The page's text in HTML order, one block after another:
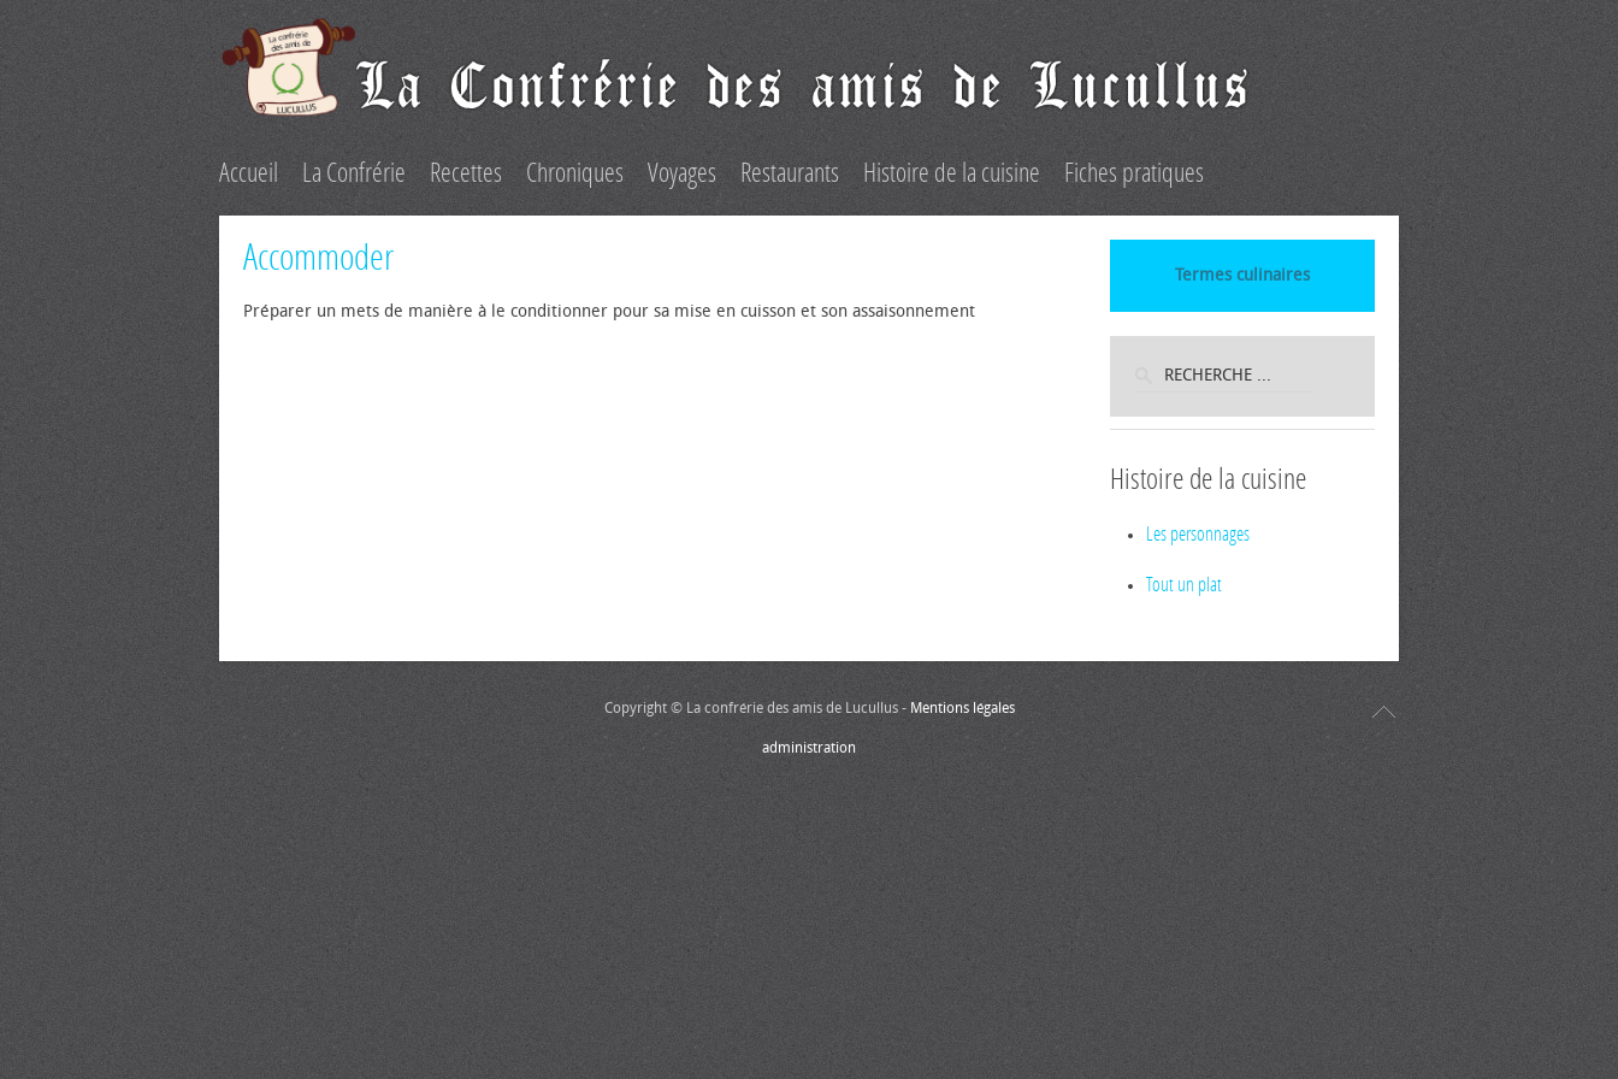
Accueil La Confrérie Recettes Chroniques Voyages Restaurants Histoire de la cuisine Fiches pratiques
Accommoder
Préparer un mets de manière à le conditionner pour sa mise en cuisson et son assaisonnement
Termes culinaires
Histoire de la cuisine
Les personnages
Tout un plat
Copyright © La confrérie des amis de Lucullus - Mentions légales
administration